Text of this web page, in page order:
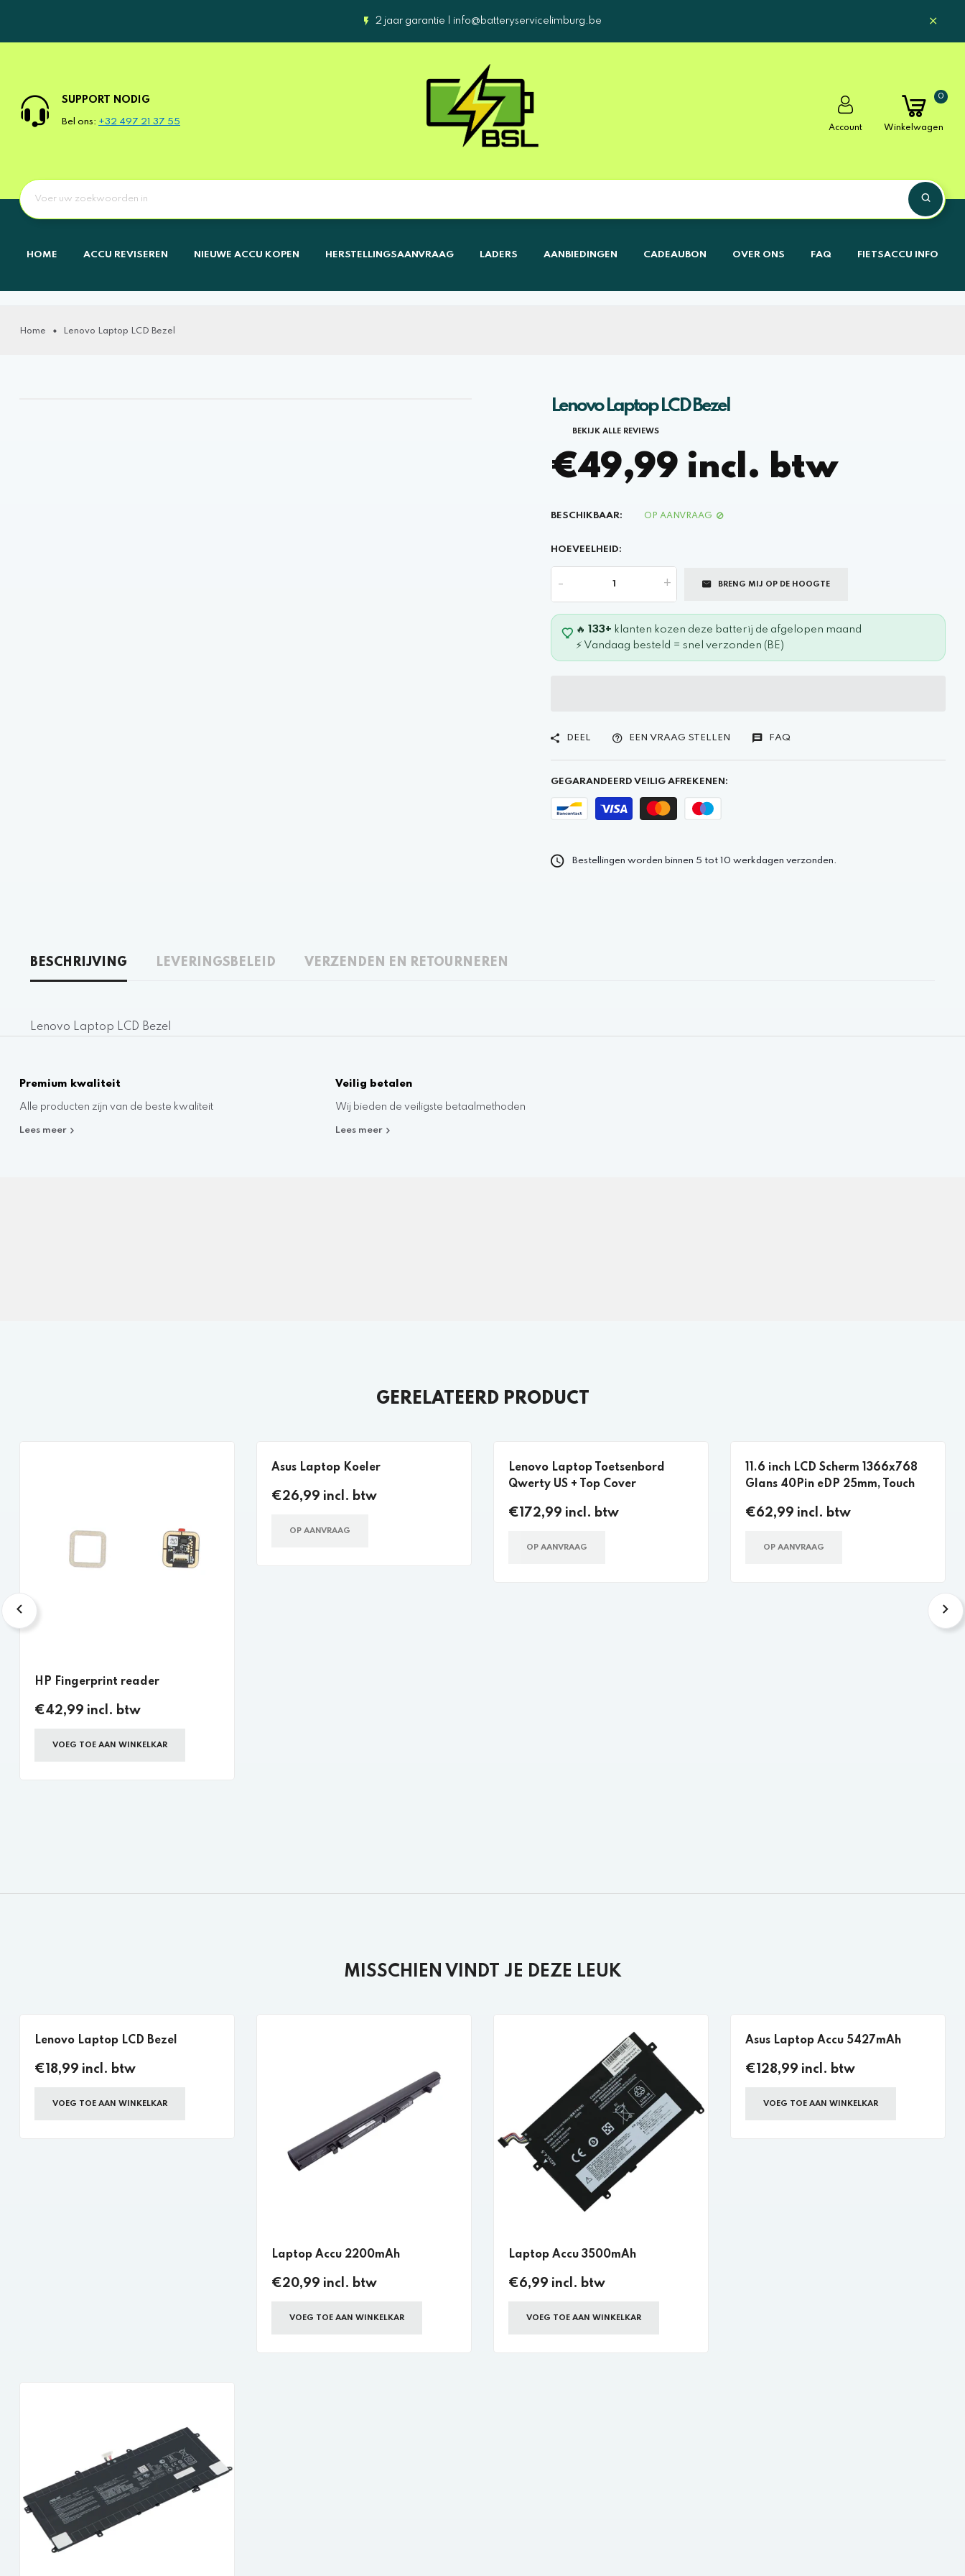
2 jaar garantie | info@batteryservicelimburg.be
SUPPORT NODIG
Bel ons: +32 497 21 37 55
Account
0
Winkelwagen
HOME ACCU REVISEREN NIEUWE ACCU KOPEN HERSTELLINGSAANVRAAG LADERS AANBIEDINGEN CADEAUBON OVER ONS FAQ FIETSACCU INFO
Home Lenovo Laptop LCD Bezel
Lenovo Laptop LCD Bezel
BEKIJK ALLE REVIEWS
€49,99 incl. btw
BESCHIKBAAR: OP AANVRAAG
HOEVEELHEID:
- + BRENG MIJ OP DE HOOGTE
🔥 133+ klanten kozen deze batterij de afgelopen maand
⚡ Vandaag besteld = snel verzonden (BE)
DEEL EEN VRAAG STELLEN FAQ
GEGARANDEERD VEILIG AFREKENEN:
Bestellingen worden binnen 5 tot 10 werkdagen verzonden.
BESCHRIJVING LEVERINGSBELEID VERZENDEN EN RETOURNEREN
Lenovo Laptop LCD Bezel
Premium kwaliteit
Alle producten zijn van de beste kwaliteit
Lees meer
Veilig betalen
Wij bieden de veiligste betaalmethoden
Lees meer
GERELATEERD PRODUCT
HP Fingerprint reader
€42,99 incl. btw
VOEG TOE AAN WINKELKAR
Asus Laptop Koeler
€26,99 incl. btw
OP AANVRAAG
Lenovo Laptop Toetsenbord
Qwerty US + Top Cover
€172,99 incl. btw
OP AANVRAAG
11.6 inch LCD Scherm 1366x768
Glans 40Pin eDP 25mm, Touch
€62,99 incl. btw
OP AANVRAAG
MISSCHIEN VINDT JE DEZE LEUK
Lenovo Laptop LCD Bezel
€18,99 incl. btw
VOEG TOE AAN WINKELKAR
Laptop Accu 2200mAh
€20,99 incl. btw
VOEG TOE AAN WINKELKAR
Laptop Accu 3500mAh
€6,99 incl. btw
VOEG TOE AAN WINKELKAR
Asus Laptop Accu 5427mAh
€128,99 incl. btw
VOEG TOE AAN WINKELKAR